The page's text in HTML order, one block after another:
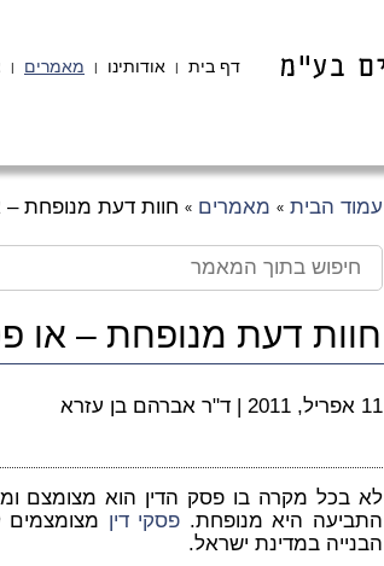
דף בית | אודותינו | מאמרים |
עמוד הבית » מאמרים » חוות דעת מנופחת –
חוות דעת מנופחת – או
11 אפריל, 2011 | ד"ר אברהם בן עזרא
לא בכל מקרה בו פסק הדין הוא מצומצם
התביעה היא מנופחת. פסקי דין מצומצמים
הבנייה במדינת ישראל.